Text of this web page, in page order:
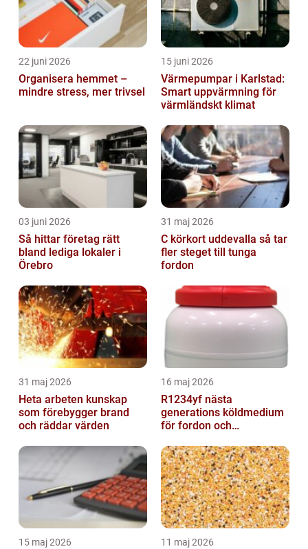
22 juni 2026
Organisera hemmet –
mindre stress, mer trivsel
15 juni 2026
Värmepumpar i Karlstad:
Smart uppvärmning för
värmländskt klimat
03 juni 2026
Så hittar företag rätt
bland lediga lokaler i
Örebro
31 maj 2026
C körkort uddevalla så tar
fler steget till tunga
fordon
31 maj 2026
Heta arbeten kunskap
som förebygger brand
och räddar värden
16 maj 2026
R1234yf nästa
generations köldmedium
för fordon och
15 maj 2026 11 maj 2026